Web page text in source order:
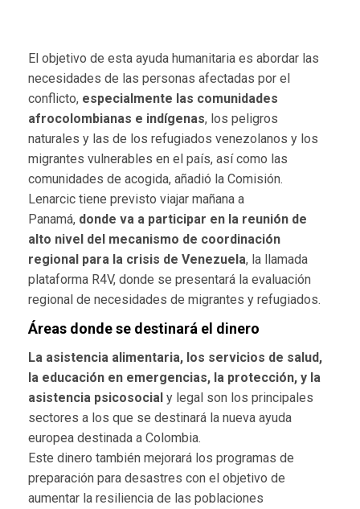
El objetivo de esta ayuda humanitaria es abordar las
necesidades de las personas afectadas por el
conflicto, especialmente las comunidades
afrocolombianas e indígenas, los peligros
naturales y las de los refugiados venezolanos y los
migrantes vulnerables en el país, así como las
comunidades de acogida, añadió la Comisión.
Lenarcic tiene previsto viajar mañana a
Panamá, donde va a participar en la reunión de
alto nivel del mecanismo de coordinación
regional para la crisis de Venezuela, la llamada
plataforma R4V, donde se presentará la evaluación
regional de necesidades de migrantes y refugiados.
Áreas donde se destinará el dinero
La asistencia alimentaria, los servicios de salud,
la educación en emergencias, la protección, y la
asistencia psicosocial y legal son los principales
sectores a los que se destinará la nueva ayuda
europea destinada a Colombia.
Este dinero también mejorará los programas de
preparación para desastres con el objetivo de
aumentar la resiliencia de las poblaciones